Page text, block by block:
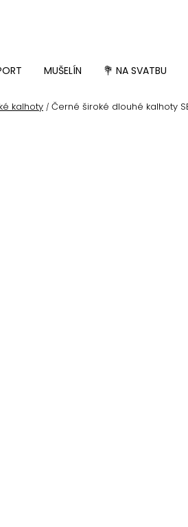
MUŠELÍN 💐 NA SVATBU
kalhoty / Černé široké dlouhé kalhoty